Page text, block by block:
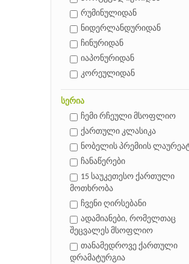
რუმინულიდან
ნიდერლანდურიდან
ჩინურიდან
იაპონურიდან
კორეულიდან
სერია
ჩემი რჩეული მსოფლიო
ქართული კლასიკა
ნობელის პრემიის
ჩანაწერები
15 საუკეთესო ქართული
მოთხრობა
ჩვენი ღირსებანი
ადამიანები, რომელთაც
შეცვალეს მსოფლიო
თანამედროვე ქართული
დრამატურგია